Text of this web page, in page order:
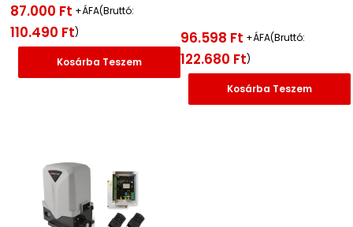
87.000 Ft +ÁFA(Bruttó:
110.490 Ft)
Kosárba Teszem
96.598 Ft +ÁFA(Bruttó:
122.680 Ft)
Kosárba Teszem